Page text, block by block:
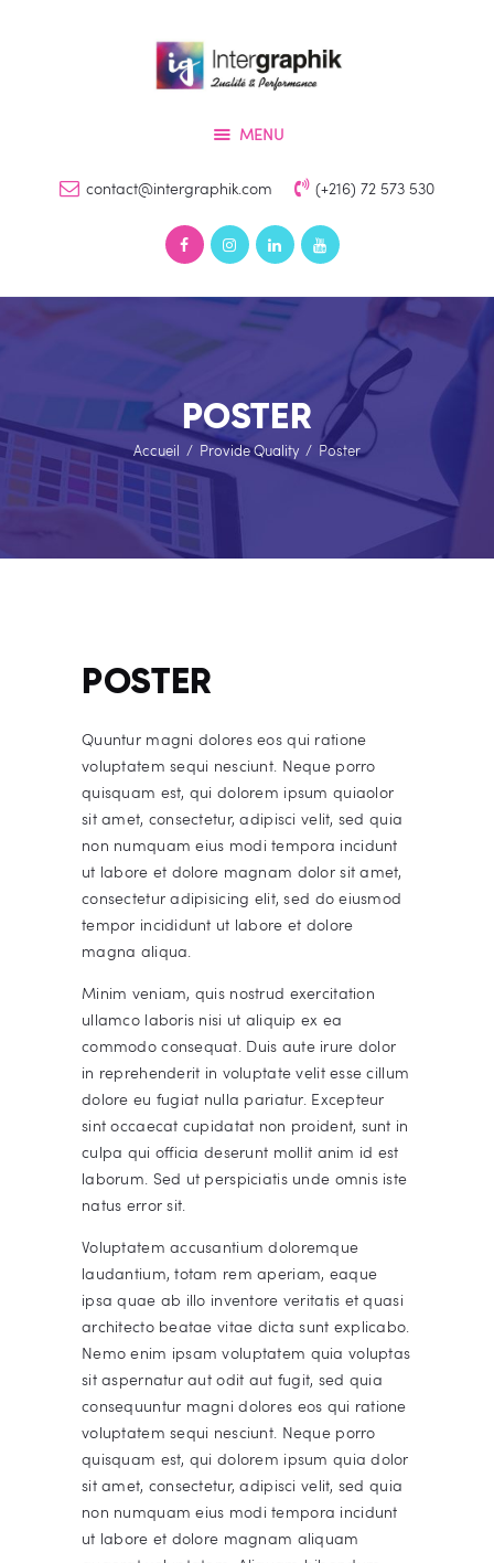
MENU
contact@intergraphik.com (+216) 72 573 530
POSTER
Accueil Provide Quality Poster
INTERGRAPHIK
Services
Devis
Contact
POSTER
Quuntur magni dolores eos qui ratione
voluptatem sequi nesciunt. Neque porro
quisquam est, qui dolorem ipsum quiaolor
sit amet, consectetur, adipisci velit, sed quia
non numquam eius modi tempora incidunt
ut labore et dolore magnam dolor sit amet,
consectetur adipisicing elit, sed do eiusmod
tempor incididunt ut labore et dolore
magna aliqua.
Minim veniam, quis nostrud exercitation
ullamco laboris nisi ut aliquip ex ea
commodo consequat. Duis aute irure dolor
in reprehenderit in voluptate velit esse cillum
dolore eu fugiat nulla pariatur. Excepteur
sint occaecat cupidatat non proident, sunt in
culpa qui officia deserunt mollit anim id est
laborum. Sed ut perspiciatis unde omnis iste
natus error sit.
Voluptatem accusantium doloremque
laudantium, totam rem aperiam, eaque
ipsa quae ab illo inventore veritatis et quasi
architecto beatae vitae dicta sunt explicabo.
Nemo enim ipsam voluptatem quia voluptas
sit aspernatur aut odit aut fugit, sed quia
consequuntur magni dolores eos qui ratione
voluptatem sequi nesciunt. Neque porro
quisquam est, qui dolorem ipsum quia dolor
sit amet, consectetur, adipisci velit, sed quia
non numquam eius modi tempora incidunt
ut labore et dolore magnam aliquam